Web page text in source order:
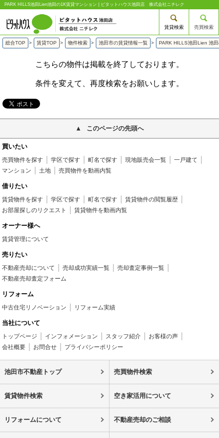
PARK HILLS池田Lien池田の1K賃貸マンション | ピタットハウス池田店 株式会社ニチレク
賃貸検索 売買検索
総合TOP > 賃貸TOP > 物件検索 > 池田市の賃貸情報一覧 > PARK HILLS池田Lien 池
こちらの物件は掲載を終了しております。
条件を変えて、再度検索をお願いします。
このページの先頭へ
買いたい
売買物件を探す 学区で探す 町名で探す 現地販売会一覧
一戸建て
マンション
土地 売買物件を動画内覧
借りたい
賃貸物件を探す 学区で探す 町名で探す
賃貸物件の閲覧履歴
お部屋探しのリクエスト
賃貸物件を動画内覧
オーナー様へ
賃貸管理について
売りたい
不動産売却について 売却成功実績一覧
売却査定事例一覧
不動産売却査定フォーム
リフォーム
中古住宅リノベーション リフォーム実績
当社について
トップページ インフォメーション スタッフ紹介
お客様の声
会社概要
お問合せ プライバシーポリシー
池田市不動産トップ 売買物件検索
賃貸物件検索 空き家活用について
リフォームについて 不動産売却のご相談